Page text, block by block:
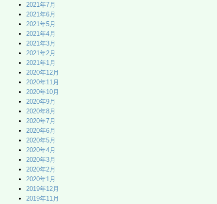
2021年7月
2021年6月
2021年5月
2021年4月
2021年3月
2021年2月
2021年1月
2020年12月
2020年11月
2020年10月
2020年9月
2020年8月
2020年7月
2020年6月
2020年5月
2020年4月
2020年3月
2020年2月
2020年1月
2019年12月
2019年11月